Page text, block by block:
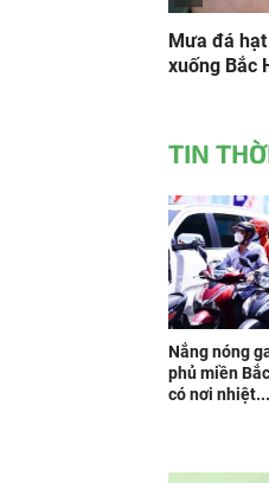
Mưa đá
xuống Bắc
TIN
Nắng nóng
phủ miền
có nơi nhiệt...